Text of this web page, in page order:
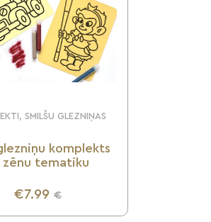
SMILŠU GLEZNIŅAS
komplekts
zēnu tematiku
€7.99 €
UZZINI VAIRĀK